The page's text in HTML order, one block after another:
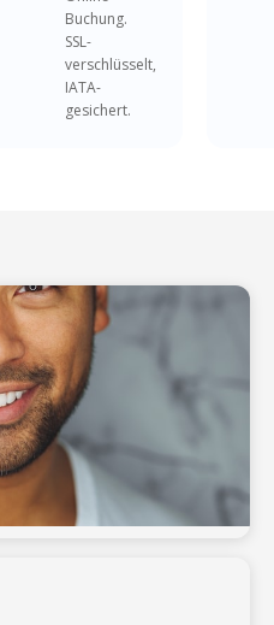
Buchung.
SSL-
verschlüsselt,
IATA-
gesichert.